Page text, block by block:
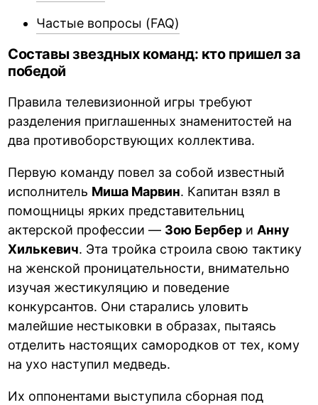
Частые вопросы (FAQ)
Составы звездных команд: кто пришел за
победой
Правила телевизионной игры требуют
разделения приглашенных знаменитостей на
два противоборствующих коллектива.
Первую команду повел за собой известный
исполнитель Миша Марвин. Капитан взял в
помощницы ярких представительниц
актерской профессии — Зою Бербер иАнну
Хилькевич. Эта тройка строила свою тактику
на женской проницательности, внимательно
изучая жестикуляцию и поведение
конкурсантов. Они старались уловить
малейшие нестыковки в образах, пытаясь
отделить настоящих самородков от тех, кому
на ухо наступил медведь.
Их оппонентами выступила сборная под